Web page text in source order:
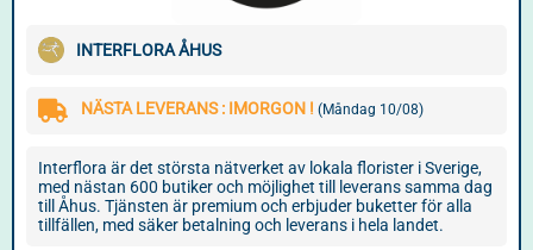
INTERFLORA ÅHUS
NÄSTA LEVERANS : IMORGON ! (Måndag 10/08)
Interflora är det största nätverket av lokala florister i Sverige,
med nästan 600 butiker och möjlighet till leverans samma dag
till Åhus. Tjänsten är premium och erbjuder buketter för alla
tillfällen, med säker betalning och leverans i hela landet.